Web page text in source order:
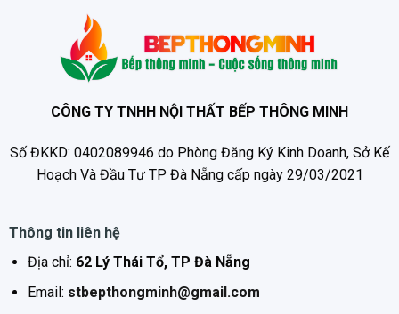
CÔNG TY TNHH NỘI THẤT BẾP THÔNG MINH
Số ĐKKD: 0402089946 do Phòng Đăng Ký Kinh Doanh, Sở Kế
Hoạch Và Đầu Tư TP Đà Nẵng cấp ngày 29/03/2021
Thông tin liên hệ
Địa chỉ: 62 Lý Thái Tổ, TP Đà Nẵng
Email: stbepthongminh@gmail.com